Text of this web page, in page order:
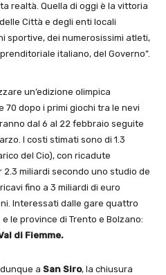
realtà. Quella di oggi è la vittoria
Città e degli enti locali
sportive, dei numerosissimi atleti,
italiano, del Governo”.
un’edizione olimpica
70 dopo i primi giochi tra le nevi
dal 6 al 22 febbraio seguite
I costi stimati sono di 1.3
del Cio), con ricadute
miliardi secondo uno studio de
fino a 3 miliardi di euro
Interessati dalle gare quattro
le province di Trento e Bolzano:
di Fiemme.
a San Siro, la chiusura